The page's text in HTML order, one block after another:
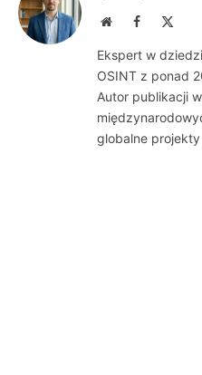
WebsiteFacebook
Ekspert w
OSINT z ponad
Autor publikacji
globalne